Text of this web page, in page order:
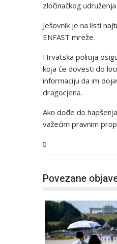
zločinačkog
Ješovnik je na listi
ENFAST mreže.
Hrvatska policija
koja će dovesti do
informaciju da im
dragocjena.
Ako dođe do
važećim pravnim
Povezane